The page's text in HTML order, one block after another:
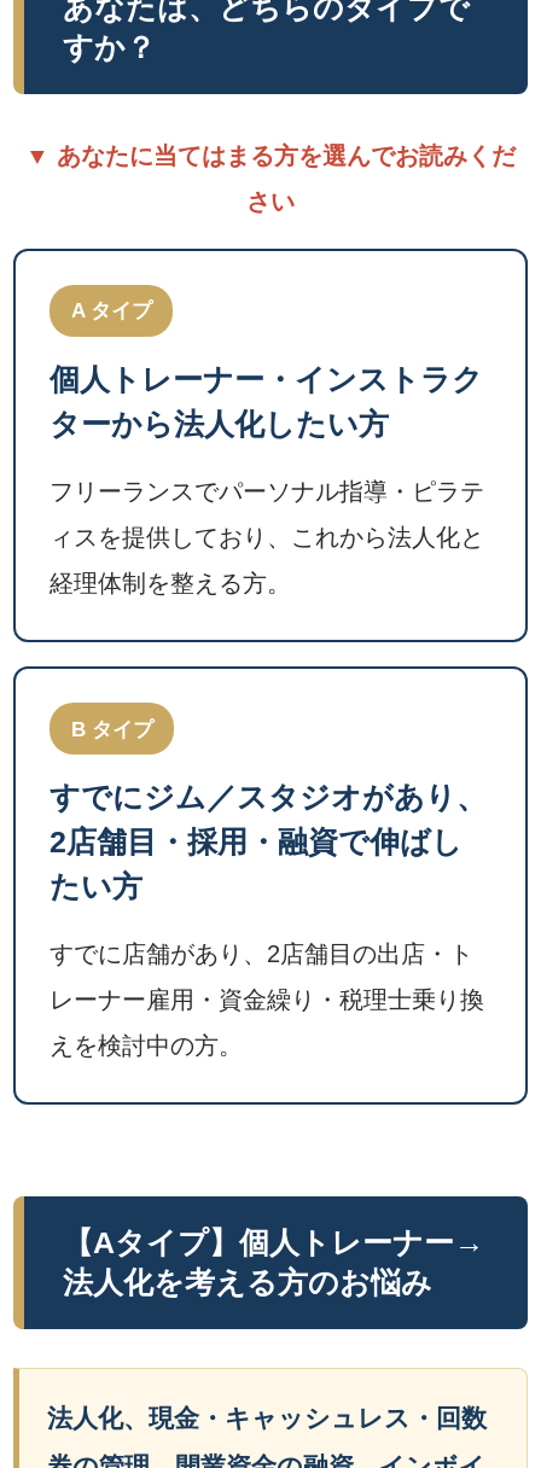
あなたは、どちらのタイプで
すか？
▼ あなたに当てはまる方を選んでお読みくだ
さい
A タイプ
個人トレーナー・インストラク
ターから法人化したい方
フリーランスでパーソナル指導・ピラテ
ィスを提供しており、これから法人化と
経理体制を整える方。
B タイプ
すでにジム／スタジオがあり、
2店舗目・採用・融資で伸ばし
たい方
すでに店舗があり、2店舗目の出店・ト
レーナー雇用・資金繰り・税理士乗り換
えを検討中の方。
【Aタイプ】個人トレーナー→
法人化を考える方のお悩み
法人化、現金・キャッシュレス・回数